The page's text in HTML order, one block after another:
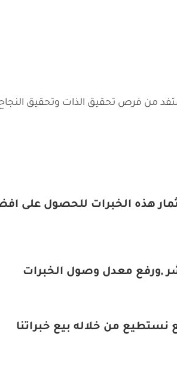
من فرص تحقيق الذات وتحقيق
هذه الخبرات للحصول على
,ورفع معدل وصول الخبرات
من خلاله بيع خبراتنا